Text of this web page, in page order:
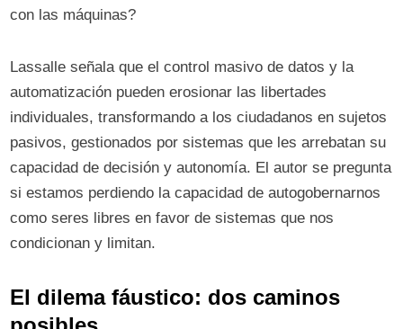
con las máquinas?
Lassalle señala que el control masivo de datos y la
automatización pueden erosionar las libertades
individuales, transformando a los ciudadanos en sujetos
pasivos, gestionados por sistemas que les arrebatan su
capacidad de decisión y autonomía. El autor se pregunta
si estamos perdiendo la capacidad de autogobernarnos
como seres libres en favor de sistemas que nos
condicionan y limitan.
El dilema fáustico: dos caminos